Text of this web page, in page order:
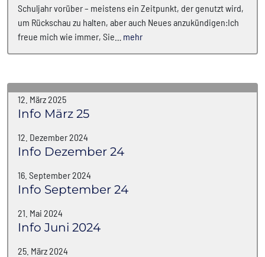
Schuljahr vorüber – meistens ein Zeitpunkt, der genutzt wird,
um Rückschau zu halten, aber auch Neues anzukündigen:Ich
freue mich wie immer, Sie… mehr
12. März 2025
Info März 25
12. Dezember 2024
Info Dezember 24
16. September 2024
Info September 24
21. Mai 2024
Info Juni 2024
25. März 2024